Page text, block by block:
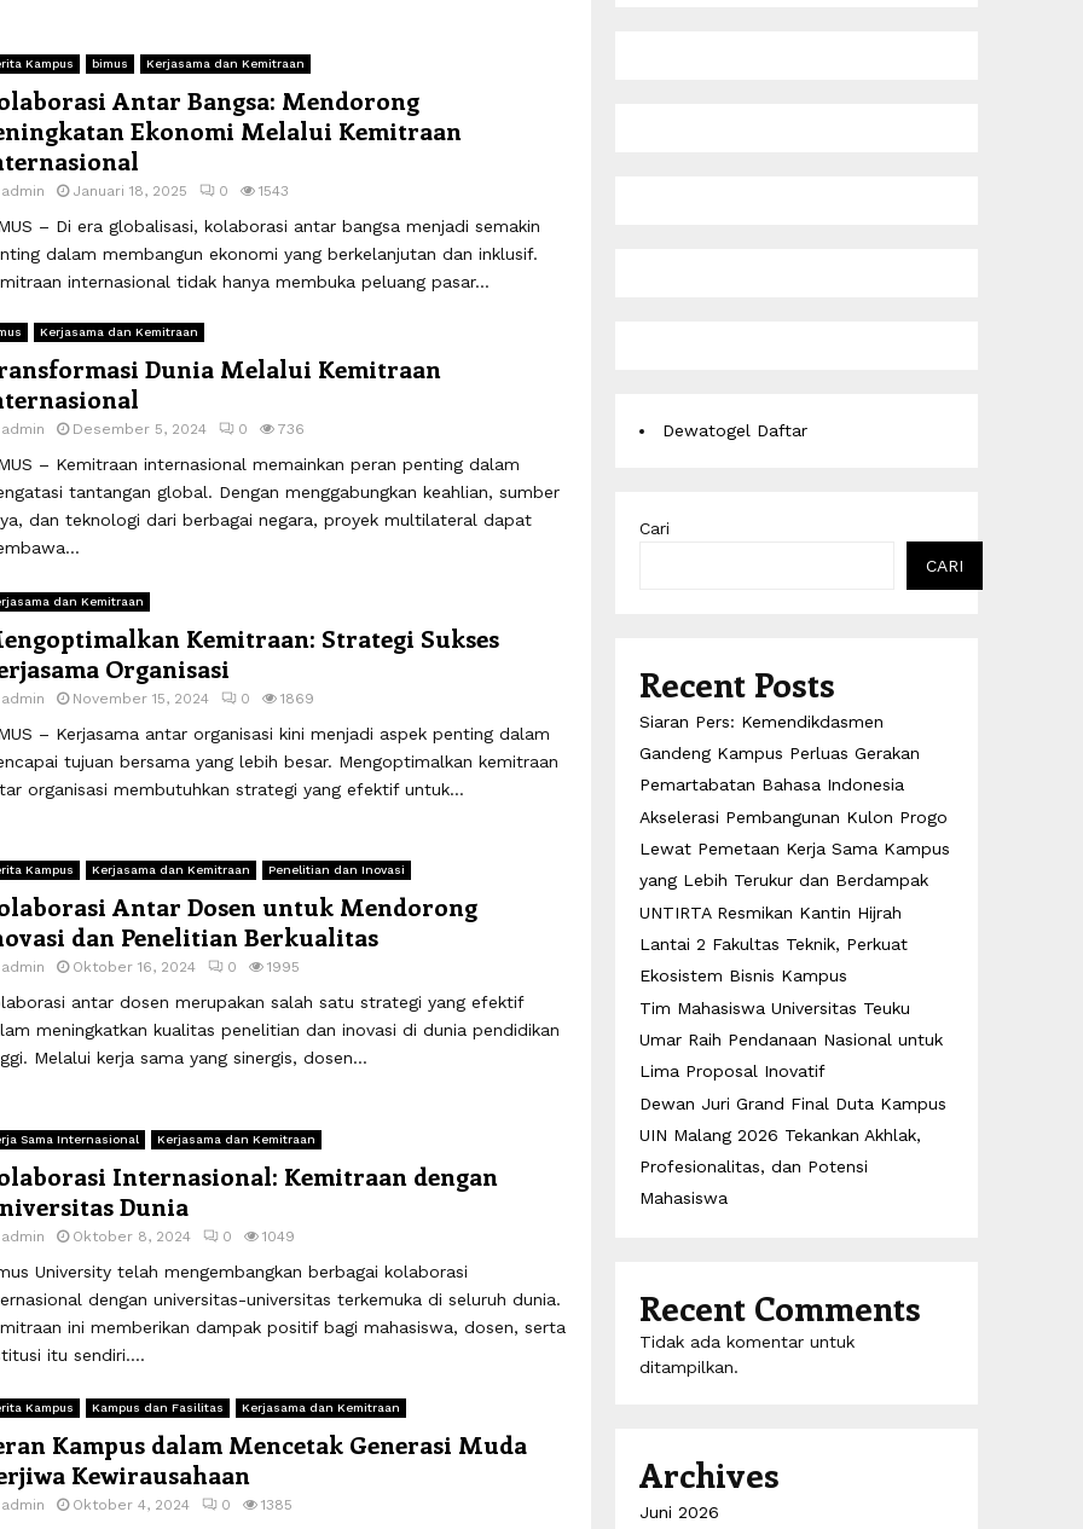
Kampus bimus Kerjasama dan Kemitraan
Antar Bangsa: Mendorong
Ekonomi Melalui Kemitraan
admin Januari 18, 2025 0 1543
– Di era globalisasi, kolaborasi antar bangsa menjadi semakin
dalam membangun ekonomi yang berkelanjutan dan inklusif.
internasional tidak hanya membuka peluang pasar...
Kerjasama dan Kemitraan
Dunia Melalui Kemitraan
admin Desember 5, 2024 0 736
– Kemitraan internasional memainkan peran penting dalam
tantangan global. Dengan menggabungkan keahlian, sumber
dan teknologi dari berbagai negara, proyek multilateral dapat
dan Kemitraan
Kemitraan: Strategi Sukses
Organisasi
admin November 15, 2024 0 1869
– Kerjasama antar organisasi kini menjadi aspek penting dalam
tujuan bersama yang lebih besar. Mengoptimalkan kemitraan
organisasi membutuhkan strategi yang efektif untuk...
Kampus Kerjasama dan Kemitraan Penelitian dan Inovasi
Antar Dosen untuk Mendorong
dan Penelitian Berkualitas
admin Oktober 16, 2024 0 1995
antar dosen merupakan salah satu strategi yang efektif
meningkatkan kualitas penelitian dan inovasi di dunia pendidikan
Melalui kerja sama yang sinergis, dosen...
Sama Internasional Kerjasama dan Kemitraan
Internasional: Kemitraan dengan
Dunia
admin Oktober 8, 2024 0 1049
University telah mengembangkan berbagai kolaborasi
dengan universitas-universitas terkemuka di seluruh dunia.
ini memberikan dampak positif bagi mahasiswa, dosen, serta
itu sendiri....
Kampus Kampus dan Fasilitas Kerjasama dan Kemitraan
Kampus dalam Mencetak Generasi Muda
Kewirausahaan
admin Oktober 4, 2024 0 1385
Dewatogel Daftar
Cari
CARI
Recent Posts
Siaran Pers: Kemendikdasmen
Gandeng Kampus Perluas Gerakan
Pemartabatan Bahasa Indonesia
Akselerasi Pembangunan Kulon Progo
Lewat Pemetaan Kerja Sama Kampus
yang Lebih Terukur dan Berdampak
UNTIRTA Resmikan Kantin Hijrah
Lantai 2 Fakultas Teknik, Perkuat
Ekosistem Bisnis Kampus
Tim Mahasiswa Universitas Teuku
Umar Raih Pendanaan Nasional untuk
Lima Proposal Inovatif
Dewan Juri Grand Final Duta Kampus
UIN Malang 2026 Tekankan Akhlak,
Profesionalitas, dan Potensi
Mahasiswa
Recent Comments
Tidak ada komentar untuk
ditampilkan.
Archives
Juni 2026